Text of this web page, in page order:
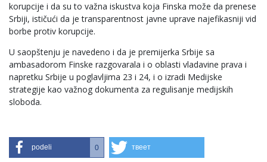
korupcije i da su to važna iskustva koja Finska može da prenese
Srbiji, ističući da je transparentnost javne uprave najefikasniji vid
borbe protiv korupcije.
U saopštenju je navedeno i da je premijerka Srbije sa
ambasadorom Finske razgovarala i o oblasti vladavine prava i
napretku Srbije u poglavljima 23 i 24, i o izradi Medijske
strategije kao važnog dokumenta za regulisanje medijskih
sloboda.
podeli 0 твеет